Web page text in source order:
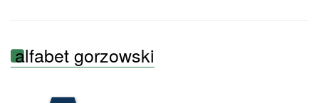
alfabet gorzowski